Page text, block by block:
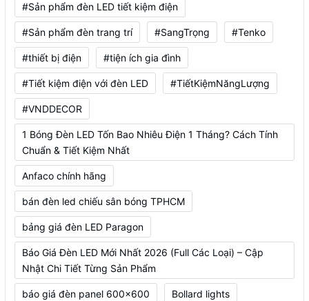
#Sản phẩm đèn LED tiết kiệm điện
#Sản phẩm đèn trang trí #SangTrọng #Tenko
#thiết bị điện #tiện ích gia đình
#Tiết kiệm điện với đèn LED #TiếtKiệmNăngLượng
#VNDDECOR
1 Bóng Đèn LED Tốn Bao Nhiêu Điện 1 Tháng? Cách Tính
Chuẩn & Tiết Kiệm Nhất
Anfaco chính hãng
bán đèn led chiếu sân bóng TPHCM
bảng giá đèn LED Paragon
Báo Giá Đèn LED Mới Nhất 2026 (Full Các Loại) – Cập
Nhật Chi Tiết Từng Sản Phẩm
báo giá đèn panel 600x600 Bollard lights